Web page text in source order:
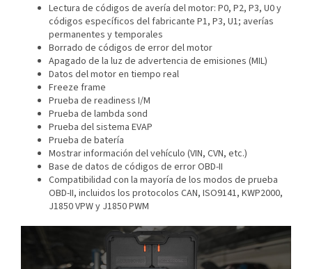
Lectura de códigos de avería del motor: P0, P2, P3, U0 y
códigos específicos del fabricante P1, P3, U1; averías
permanentes y temporales
Borrado de códigos de error del motor
Apagado de la luz de advertencia de emisiones (MIL)
Datos del motor en tiempo real
Freeze frame
Prueba de readiness I/M
Prueba de lambda sond
Prueba del sistema EVAP
Prueba de batería
Mostrar información del vehículo (VIN, CVN, etc.)
Base de datos de códigos de error OBD-II
Compatibilidad con la mayoría de los modos de prueba
OBD-II, incluidos los protocolos CAN, ISO9141, KWP2000,
J1850 VPW y J1850 PWM